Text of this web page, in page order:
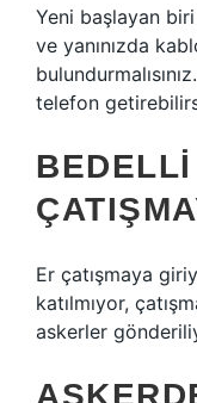
Yeni başlayan
ve yanınızda
telefon
Er çatışmaya
katılmıyor,
askerler